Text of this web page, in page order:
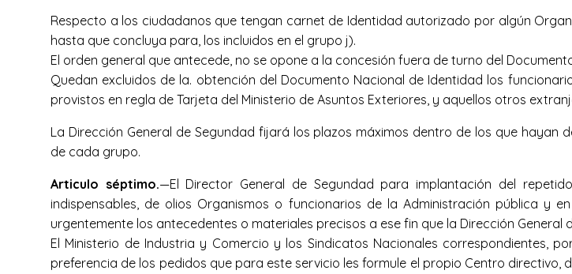
Respecto a los ciudadanos que tengan carnet de Identidad autorizado por algún
hasta que concluya para, los incluidos en el grupo j).
El orden general que antecede, no se opone a la concesión fuera de turno del
Quedan excluidos de la. obtención del Documento Nacional de Identidad los
provistos en regla de Tarjeta del Ministerio de Asuntos Exteriores, y aquellos otros
La Dirección General de Segundad fijará los plazos máximos dentro de los que
de cada grupo.
Articulo séptimo.—El Director General de Segundad para implantación del
indispensables, de olios Organismos o funcionarios de la Administración pública y
urgentemente los antecedentes o materiales precisos a ese fin que la Dirección
El Ministerio de Industria y Comercio y los Sindicatos Nacionales
preferencia de los pedidos que para este servicio les formule el propio Centro